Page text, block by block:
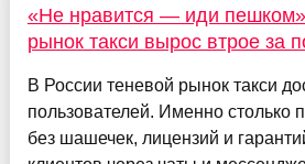
«Не нравится — иди
рынок такси вырос втрое за
В России теневой рынок такси
пользователей. Именно столько
без шашечек, лицензий и